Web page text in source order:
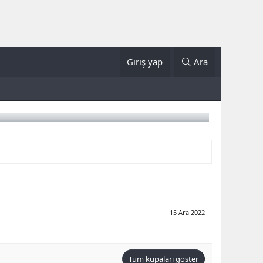
Giriş yap Ara
15 Ara 2022
Tüm kupaları göster